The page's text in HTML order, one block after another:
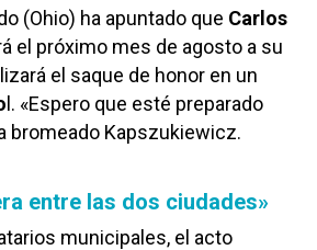
(Ohio) ha apuntado que Carlos
el próximo mes de agosto a su
el saque de honor en un
l. «Espero que esté preparado
bromeado Kapszukiewicz.
entre las dos ciudades»
municipales, el acto